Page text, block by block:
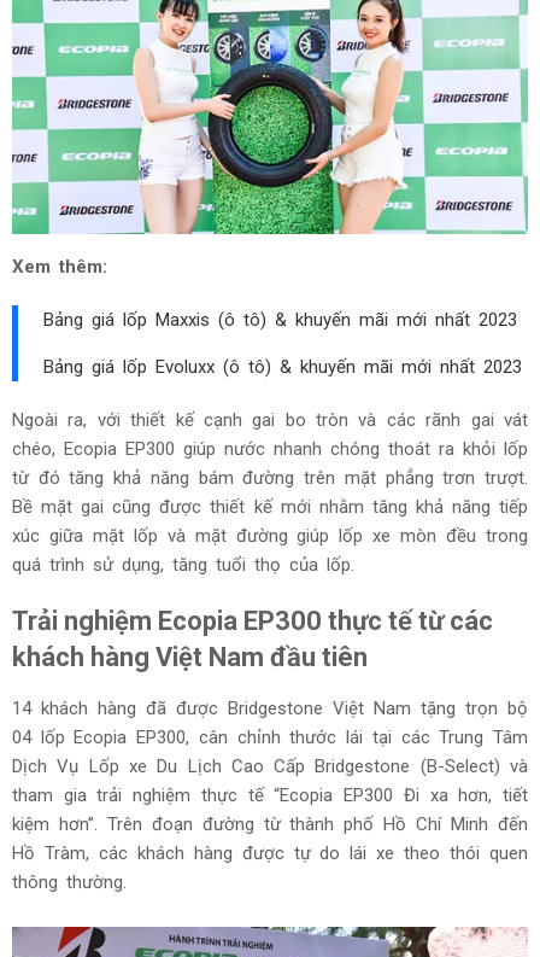
Xem thêm:
Bảng giá lốp Maxxis (ô tô) & khuyến mãi mới nhất 2023
Bảng giá lốp Evoluxx (ô tô) & khuyến mãi mới nhất 2023
Ngoài ra, với thiết kế cạnh gai bo tròn và các rãnh gai vát
chéo, Ecopia EP300 giúp nước nhanh chóng thoát ra khỏi lốp
từ đó tăng khả năng bám đường trên mặt phẳng trơn trượt.
Bề mặt gai cũng được thiết kế mới nhằm tăng khả năng tiếp
xúc giữa mặt lốp và mặt đường giúp lốp xe mòn đều trong
quá trình sử dụng, tăng tuổi thọ của lốp.
Trải nghiệm Ecopia EP300 thực tế từ các
khách hàng Việt Nam đầu tiên
14 khách hàng đã được Bridgestone Việt Nam tặng trọn bộ
04 lốp Ecopia EP300, cân chỉnh thước lái tại các Trung Tâm
Dịch Vụ Lốp xe Du Lịch Cao Cấp Bridgestone (B-Select) và
tham gia trải nghiệm thực tế “Ecopia EP300 Đi xa hơn, tiết
kiệm hơn”. Trên đoạn đường từ thành phố Hồ Chí Minh đến
Hồ Tràm, các khách hàng được tự do lái xe theo thói quen
thông thường.